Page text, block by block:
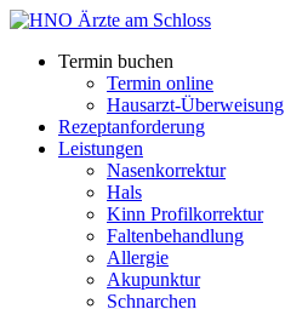
Termin buchen
Termin online
Hausarzt-Überweisung
Rezeptanforderung
Leistungen
Nasenkorrektur
Hals
Kinn Profilkorrektur
Faltenbehandlung
Allergie
Akupunktur
Schnarchen